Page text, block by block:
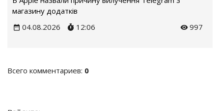
магазину додатків
04.08.2026
12:06 997
Всего комментариев: 0